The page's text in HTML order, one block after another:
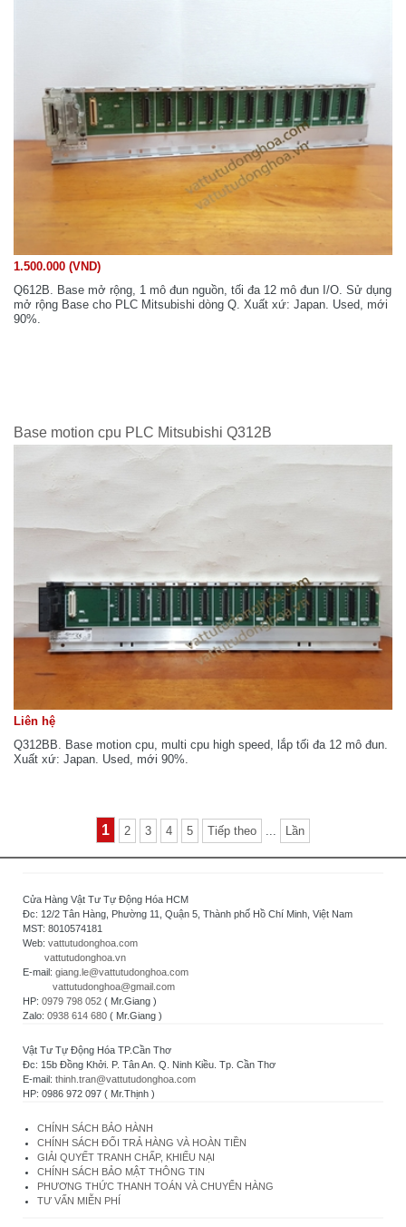
1.500.000 (VND)
Q612B. Base mở rộng, 1 mô đun nguồn, tối đa 12 mô đun I/O. Sử dụng
mở rộng Base cho PLC Mitsubishi dòng Q. Xuất xứ: Japan. Used, mới
90%.
Base motion cpu PLC Mitsubishi Q312B
Liên hệ
Q312BB. Base motion cpu, multi cpu high speed, lắp tối đa 12 mô đun.
Xuất xứ: Japan. Used, mới 90%.
1 2 3 4 5 Tiếp theo ... Lần
Cửa Hàng Vật Tư Tự Động Hóa HCM
Đc: 12/2 Tân Hàng, Phường 11, Quận 5, Thành phố Hồ Chí Minh, Việt Nam
MST: 8010574181
Web: vattutudonghoa.com
vattutudonghoa.vn
E-mail: giang.le@vattutudonghoa.com
vattutudonghoa@gmail.com
HP: 0979 798 052 ( Mr.Giang )
Zalo: 0938 614 680 ( Mr.Giang )
Vật Tư Tự Động Hóa TP.Cần Thơ
Đc: 15b Đồng Khởi. P. Tân An. Q. Ninh Kiều. Tp. Cần Thơ
E-mail: thinh.tran@vattutudonghoa.com
HP: 0986 972 097 ( Mr.Thịnh )
CHÍNH SÁCH BẢO HÀNH
CHÍNH SÁCH ĐỔI TRẢ HÀNG VÀ HOÀN TIỀN
GIẢI QUYẾT TRANH CHẤP, KHIẾU NẠI
CHÍNH SÁCH BẢO MẬT THÔNG TIN
PHƯƠNG THỨC THANH TOÁN VÀ CHUYỂN HÀNG
TƯ VẤN MIỄN PHÍ